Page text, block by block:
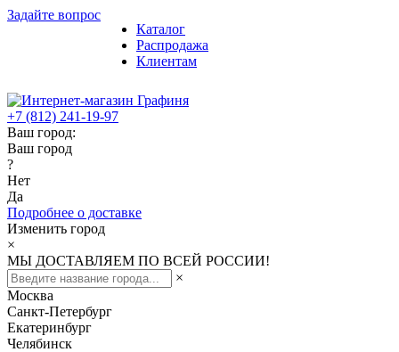
Задайте вопрос
Каталог
Распродажа
Клиентам
+7 (812) 241-19-97
Ваш город:
Ваш город
?
Нет
Да
Подробнее о доставке
Изменить город
×
МЫ ДОСТАВЛЯЕМ ПО ВСЕЙ РОССИИ!
×
Москва
Санкт-Петербург
Екатеринбург
Челябинск